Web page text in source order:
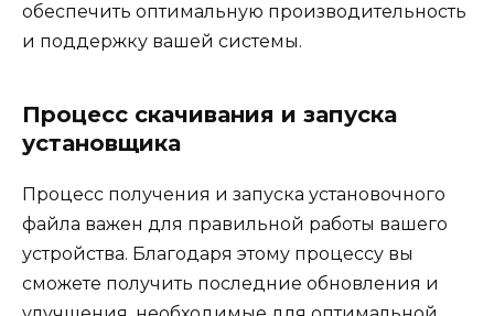
обеспечить оптимальную производительность
и поддержку вашей системы.
Процесс скачивания и запуска
установщика
Процесс получения и запуска установочного
файла важен для правильной работы вашего
устройства. Благодаря этому процессу вы
сможете получить последние обновления и